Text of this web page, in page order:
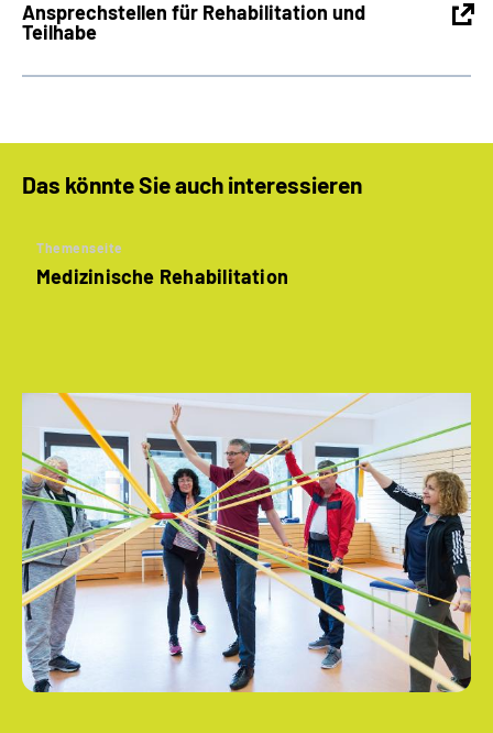
Ansprechstellen für Rehabilitation und
Teilhabe
Das könnte Sie auch interessieren
Themenseite
Medizinische Rehabilitation